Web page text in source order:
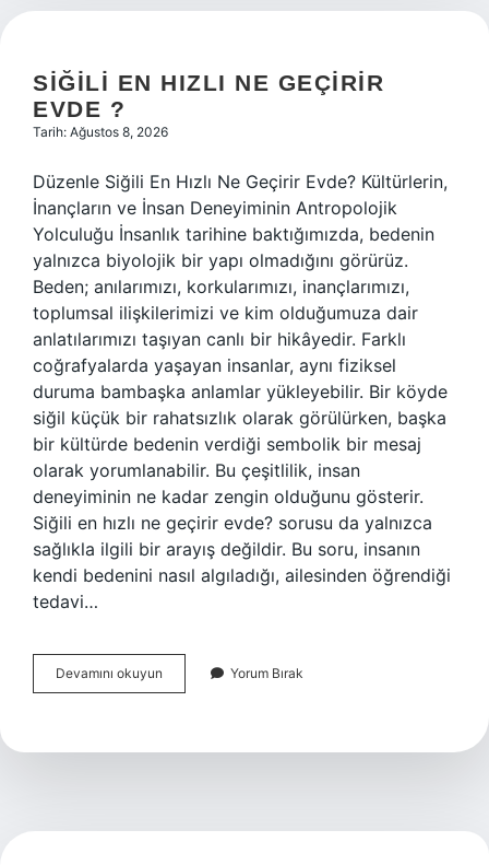
SIĞILI EN HIZLI NE GEÇIRIR
EVDE ?
Tarih: Ağustos 8, 2026
Düzenle Siğili En Hızlı Ne Geçirir Evde? Kültürlerin,
İnançların ve İnsan Deneyiminin Antropolojik
Yolculuğu İnsanlık tarihine baktığımızda, bedenin
yalnızca biyolojik bir yapı olmadığını görürüz.
Beden; anılarımızı, korkularımızı, inançlarımızı,
toplumsal ilişkilerimizi ve kim olduğumuza dair
anlatılarımızı taşıyan canlı bir hikâyedir. Farklı
coğrafyalarda yaşayan insanlar, aynı fiziksel
duruma bambaşka anlamlar yükleyebilir. Bir köyde
siğil küçük bir rahatsızlık olarak görülürken, başka
bir kültürde bedenin verdiği sembolik bir mesaj
olarak yorumlanabilir. Bu çeşitlilik, insan
deneyiminin ne kadar zengin olduğunu gösterir.
Siğili en hızlı ne geçirir evde? sorusu da yalnızca
sağlıkla ilgili bir arayış değildir. Bu soru, insanın
kendi bedenini nasıl algıladığı, ailesinden öğrendiği
tedavi…
Devamını okuyun
en
geçirir
Yorum Bırak